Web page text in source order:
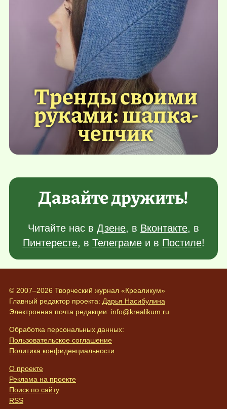
Тренды своими
руками: шапка-
чепчик
Давайте дружить!
Читайте нас в Дзене, в Вконтакте, в
Пинтересте, в Телеграмеи в Постиле!
© 2007–2026 Творческий журнал «Креаликум»
Главный редактор проекта: Дарья Насибулина
Электронная почта редакции: info@krealikum.ru
Обработка персональных данных:
Пользовательское соглашение
Политика конфиденциальности
О проекте
Реклама на проекте
Поиск по сайту
RSS